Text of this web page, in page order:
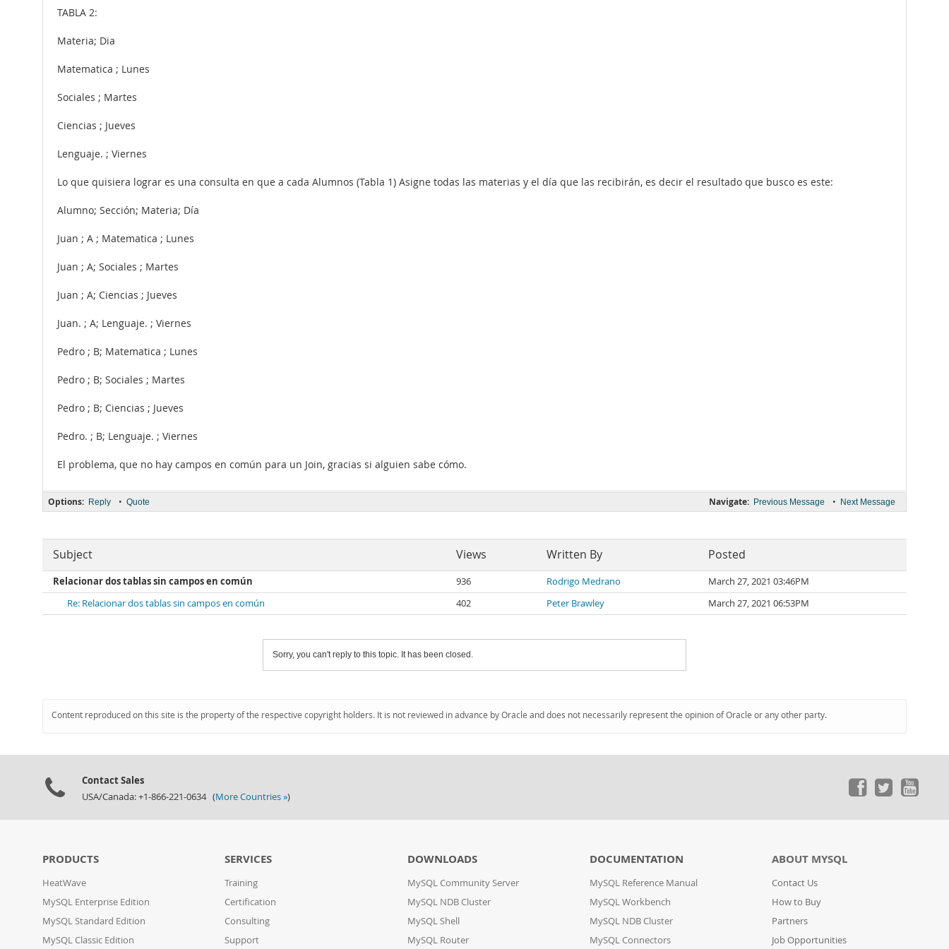
TABLA 2:
Materia; Dia
Matematica ; Lunes
Sociales ; Martes
Ciencias ; Jueves
Lenguaje. ; Viernes
Lo que quisiera lograr es una consulta en que a cada Alumnos (Tabla 1) Asigne todas las materias y el día que las recibirán, es decir el resultado que busco es este:
Alumno; Sección; Materia; Día
Juan ; A ; Matematica ; Lunes
Juan ; A; Sociales ; Martes
Juan ; A; Ciencias ; Jueves
Juan. ; A; Lenguaje. ; Viernes
Pedro ; B; Matematica ; Lunes
Pedro ; B; Sociales ; Martes
Pedro ; B; Ciencias ; Jueves
Pedro. ; B; Lenguaje. ; Viernes
El problema, que no hay campos en común para un Join, gracias si alguien sabe cómo.
Navigate: Previous Message • Next Message
Options: Reply • Quote
Subject Views Written By Posted
Relacionar dos tablas sin campos en común 936 Rodrigo Medrano
March 27, 2021 03:46PM
Re: Relacionar dos tablas sin campos en común
402 Peter Brawley March 27, 2021 06:53PM
Sorry, you can't reply to this topic. It has been closed.
Content reproduced on this site is the property of the respective copyright holders. It is not reviewed in advance by Oracle and does not necessarily represent the opinion of Oracle or any other party.
Contact Sales
USA/Canada: +1-866-221-0634 (More Countries »)
PRODUCTS
HeatWave
MySQL Enterprise Edition
MySQL Standard Edition
MySQL Classic Edition
SERVICES
Training
Certification
Consulting
Support
DOWNLOADS
MySQL Community Server
MySQL NDB Cluster
MySQL Shell
MySQL Router
DOCUMENTATION
MySQL Reference Manual
MySQL Workbench
MySQL NDB Cluster
MySQL Connectors
ABOUT MYSQL
Contact Us
How to Buy
Partners
Job Opportunities